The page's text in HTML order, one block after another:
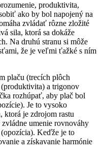
produktivita,
ako by bol napojený na
zvládať rôzne zložité
sila, ktorá sa dokáže
Na druhú stranu si môže
že je veľmi ťažké s ním
plaču (trecích plôch
a trigonov
rozhúpať, aby plač bol
Je to vysoko
ktorá je zdrojom rastu
umenie rovnováhy
Keďže je to
a získavanie harmónie